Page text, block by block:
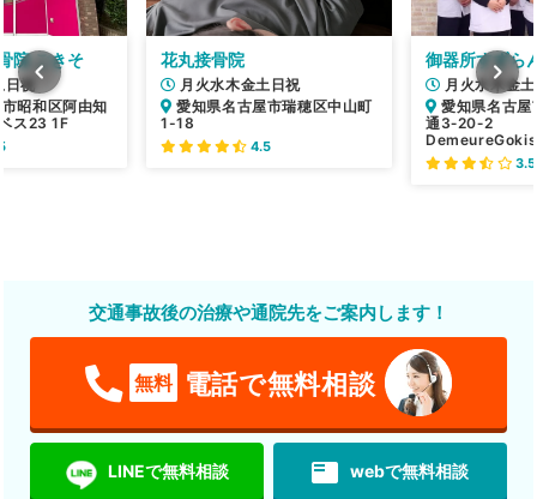
花丸接骨院
月火水木金土日祝
愛知県名古屋市瑞穂区中山町
1-18
4.5
御器所すずら
月火水木金
愛知県名古屋
通3‐20‐2
3.5
院 ごきそ
祝
昭和区阿由知
ス23 1F
交通事故後の治療や通院先をご案内します！
無料 電話で無料相談
LINEで無料相談 featured_play_list webで無料相談